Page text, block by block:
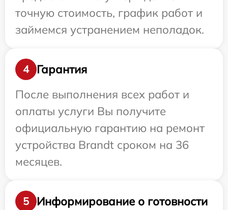
точную стоимость, график работ и
займемся устранением неполадок.
4
Гарантия
После выполнения всех работ и
оплаты услуги Вы получите
официальную гарантию на ремонт
устройства Brandt сроком на 36
месяцев.
5
Информирование о готовности